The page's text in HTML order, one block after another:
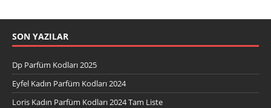
SON YAZILAR
Dp Parfüm Kodları 2025
Eyfel Kadın Parfüm Kodları 2024
Loris Kadın Parfüm Kodları 2024 Tam Liste